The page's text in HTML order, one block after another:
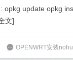
opkg update opkg
文]
6 OPENWRT安装